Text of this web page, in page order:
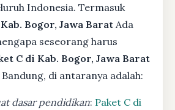
Indonesia. Termasuk
Bogor, Jawa Barat Ada
seseorang harus
C di Kab. Bogor, Jawa Barat
di antaranya adalah:
dasar pendidikan: Paket C di